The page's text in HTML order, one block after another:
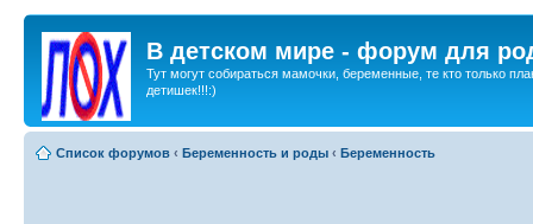
В детском мире - форум для
Тут могут собираться мамочки, беременные, те кто только
детишек!!!:)
Список форумов ‹ Беременность и роды ‹ Беременность